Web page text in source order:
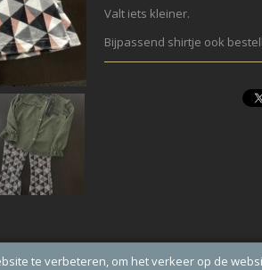
Valt iets kleiner.
Bijpassend shirtje ook
te verbeteren, om het verkeer op de